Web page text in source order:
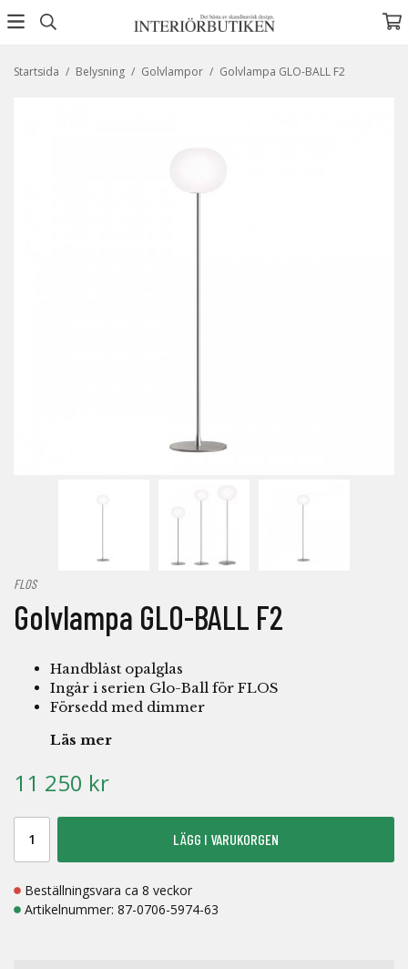
Startsida / Belysning / Golvlampor / Golvlampa GLO-BALL F2
FLOS
Golvlampa GLO-BALL F2
Handblåst opalglas
Ingår i serien Glo-Ball för FLOS
Försedd med dimmer
Läs mer
11 250 kr
LÄGG I VARUKORGEN
Beställningsvara ca 8 veckor
Artikelnummer: 87-0706-5974-63